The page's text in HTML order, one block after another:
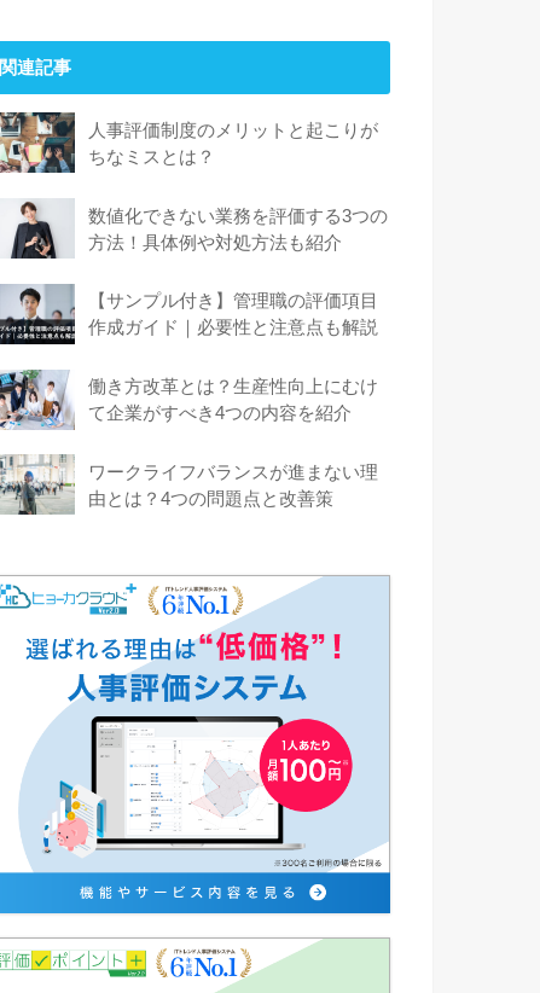
関連記事
人事評価制度のメリットと起こりが
ちなミスとは？
数値化できない業務を評価する3つの
方法！具体例や対処方法も紹介
【サンプル付き】管理職の評価項目
作成ガイド｜必要性と注意点も解説
働き方改革とは？生産性向上にむけ
て企業がすべき4つの内容を紹介
ワークライフバランスが進まない理
由とは？4つの問題点と改善策